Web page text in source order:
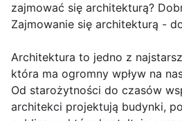
zajmować się architekturą?
Zajmowanie się architekturą -
Architektura to jedno z
która ma ogromny wpływ na
Od starożytności do czasów
architekci projektują budynki,